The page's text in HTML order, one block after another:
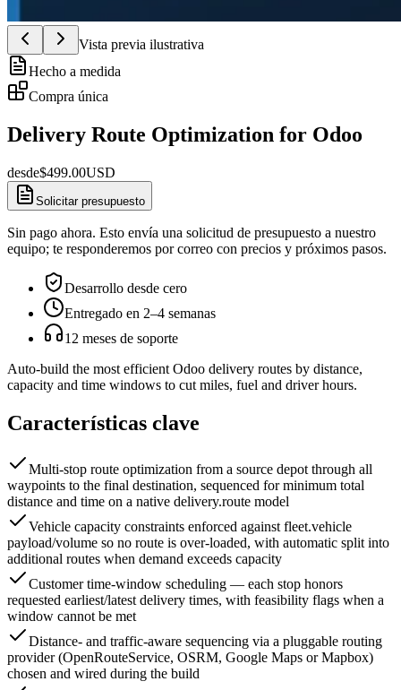
Vista previa ilustrativa
Hecho a medida
Compra única
Delivery Route Optimization for Odoo
desde$499.00USD
Solicitar presupuesto
Sin pago ahora. Esto envía una solicitud de presupuesto a nuestro
equipo; te responderemos por correo con precios y próximos pasos.
Desarrollo desde cero
Entregado en 2–4 semanas
12 meses de soporte
Auto-build the most efficient Odoo delivery routes by distance,
capacity and time windows to cut miles, fuel and driver hours.
Características clave
Multi-stop route optimization from a source depot through all
waypoints to the final destination, sequenced for minimum total
distance and time on a native delivery.route model
Vehicle capacity constraints enforced against fleet.vehicle
payload/volume so no route is over-loaded, with automatic split into
additional routes when demand exceeds capacity
Customer time-window scheduling — each stop honors
requested earliest/latest delivery times, with feasibility flags when a
window cannot be met
Distance- and traffic-aware sequencing via a pluggable routing
provider (OpenRouteService, OSRM, Google Maps or Mapbox)
chosen and wired during the build